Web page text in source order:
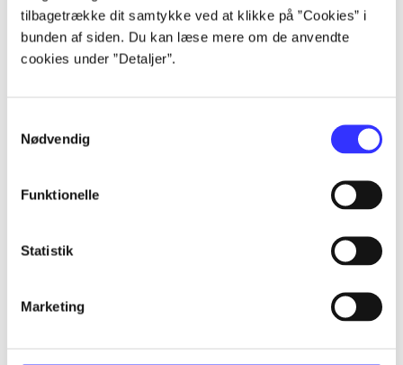
tilbagetrække dit samtykke ved at klikke på ”Cookies” i
bunden af siden. Du kan læse mere om de anvendte
cookies under ”Detaljer”.
Nødvendig
Funktionelle
Statistik
Marketing
Articles
All registered articles grouped by issue